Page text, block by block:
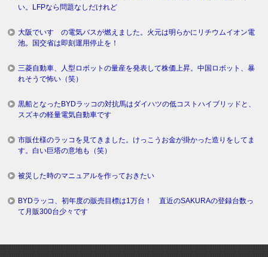
い。LFPなら問題なしだけれど
大阪でいすゞの電気バスが燃えました。火元は明らかにリチウムイオン電
池。国交省は即刻運用停止を！
三菱自動車、人型ロボットの量産を発表して株価上昇。中国ロボット、暴
れそうで怖い（笑）
黒船となったBYDラッコの対抗馬はダイハツの低コストハイブリッドと、
スズキの軽量電気自動車です
市販仕様のラッコを見てきました。けっこうお金が掛かった造りをしてま
す。白い巨塔の意地も（笑）
被災した時のマニュアルを作っておきたい
BYDラッコ、初年度の販売目標は1万台！ 直近のSAKURAの登録台数っ
て月販300台少々です